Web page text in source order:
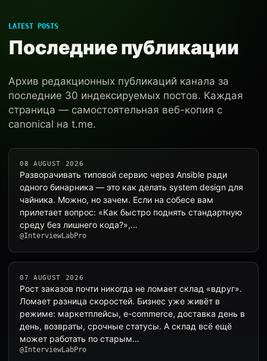
LATEST POSTS
Последние публикации
Архив редакционных публикаций канала за
последние 30 индексируемых постов. Каждая
страница — самостоятельная веб-копия с
canonical на t.me.
08 AUGUST 2026
Разворачивать типовой сервис через Ansible ради
одного бинарника — это как делать system design для
чайника. Можно, но зачем. Если на собесе вам
прилетает вопрос: «Как быстро поднять стандартную
среду без лишнего кода?»,…
@InterviewLabPro
07 AUGUST 2026
Рост заказов почти никогда не ломает склад «вдруг».
Ломает разница скоростей. Бизнес уже живёт в
режиме: маркетплейсы, e-commerce, доставка день в
день, возвраты, срочные статусы. А склад всё ещё
может работать по старым…
@InterviewLabPro